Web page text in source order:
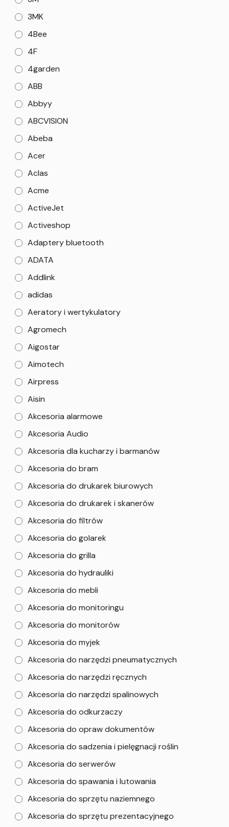
3MK
4Bee
4F
4garden
ABB
Abbyy
ABCVISION
Abeba
Acer
Aclas
Acme
ActiveJet
Activeshop
Adaptery bluetooth
ADATA
Addlink
adidas
Aeratory i wertykulatory
Agromech
Aigostar
Aimotech
Airpress
Aisin
Akcesoria alarmowe
Akcesoria Audio
Akcesoria dla kucharzy i barmanów
Akcesoria do bram
Akcesoria do drukarek biurowych
Akcesoria do drukarek i skanerów
Akcesoria do filtrów
Akcesoria do golarek
Akcesoria do grilla
Akcesoria do hydrauliki
Akcesoria do mebli
Akcesoria do monitoringu
Akcesoria do monitorów
Akcesoria do myjek
Akcesoria do narzędzi pneumatycznych
Akcesoria do narzędzi ręcznych
Akcesoria do narzędzi spalinowych
Akcesoria do odkurzaczy
Akcesoria do opraw dokumentów
Akcesoria do sadzenia i pielęgnacji roślin
Akcesoria do serwerów
Akcesoria do spawania i lutowania
Akcesoria do sprzętu naziemnego
Akcesoria do sprzętu prezentacyjnego